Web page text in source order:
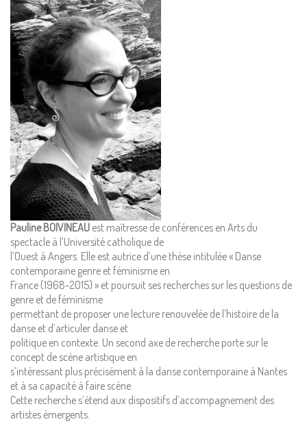
Pauline BOIVINEAU est maîtresse de conférences en Arts du
spectacle à l’Université catholique de
l’Ouest à Angers. Elle est autrice d’une thèse intitulée « Danse
contemporaine genre et féminisme en
France (1968-2015) » et poursuit ses recherches sur les questions de
genre et de féminisme
permettant de proposer une lecture renouvelée de l’histoire de la
danse et d’articuler danse et
politique en contexte. Un second axe de recherche porte sur le
concept de scène artistique en
s’intéressant plus précisément à la danse contemporaine à Nantes
et à sa capacité à faire scène.
Cette recherche s’étend aux dispositifs d’accompagnement des
artistes émergents.
Mentions Légales
Pour consulter nos CGV,
mentions légales,
politique de cookies :
cliquez ici
Pour nous contacter ou s'inscrire à l'infolettre mensuelle
diffusion@editions-attribut.fr
Régie publicitaire